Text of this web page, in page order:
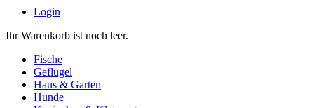
Login
Ihr Warenkorb ist noch leer.
Fische
Geflügel
Haus & Garten
Hunde